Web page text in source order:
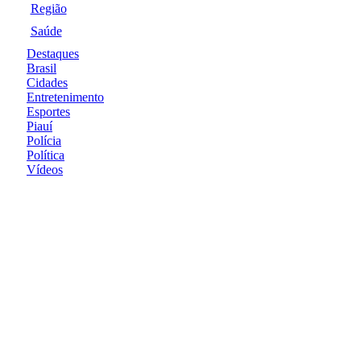
Região
Saúde
Destaques
Brasil
Cidades
Entretenimento
Esportes
Piauí
Polícia
Política
Vídeos